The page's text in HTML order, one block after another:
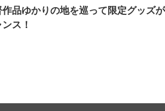
品ゆかりの地を巡って限定グッズ
ス！